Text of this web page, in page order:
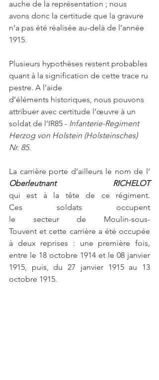
auche de la représentation ; nous
avons donc la certitude que la gravure
n’a pas été réalisée au-delà de l’année
1915.
Plusieurs hypothèses restent probables
quant à la signification de cette trace ru
pestre. A l’aide
d’éléments historiques, nous pouvons
attribuer avec certitude l’œuvre à un
soldat de l’IR85 - Infanterie-Regiment
Herzog von Holstein (Holsteinsches)
Nr. 85.
La carrière porte d’ailleurs le nom de l’
Oberleutnant RICHELOT
qui est à la tête de ce régiment.
Ces
soldats occupent
le secteur de Moulin-sous-
Touvent et cette carrière a été occupée
à deux reprises : une première fois
entre le 18 octobre 1914 et le 08 janvier
1915, puis, du 27 janvier 1915 au 13
octobre 1915.